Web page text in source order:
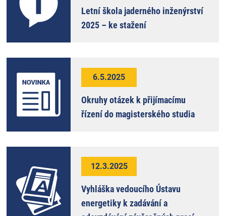
Letní škola jaderného inženýrství
2025 – ke stažení
6.5.2025
Okruhy otázek k přijímacímu
řízení do magisterského studia
12.3.2025
Vyhláška vedoucího Ústavu
energetiky k zadávání a